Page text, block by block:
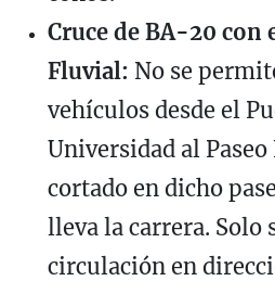
Cruce de BA-20 con
Fluvial: No se
vehículos desde el
Universidad al
cortado en dicho
lleva la carrera. Solo
circulación en